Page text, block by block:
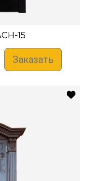
15
Заказать